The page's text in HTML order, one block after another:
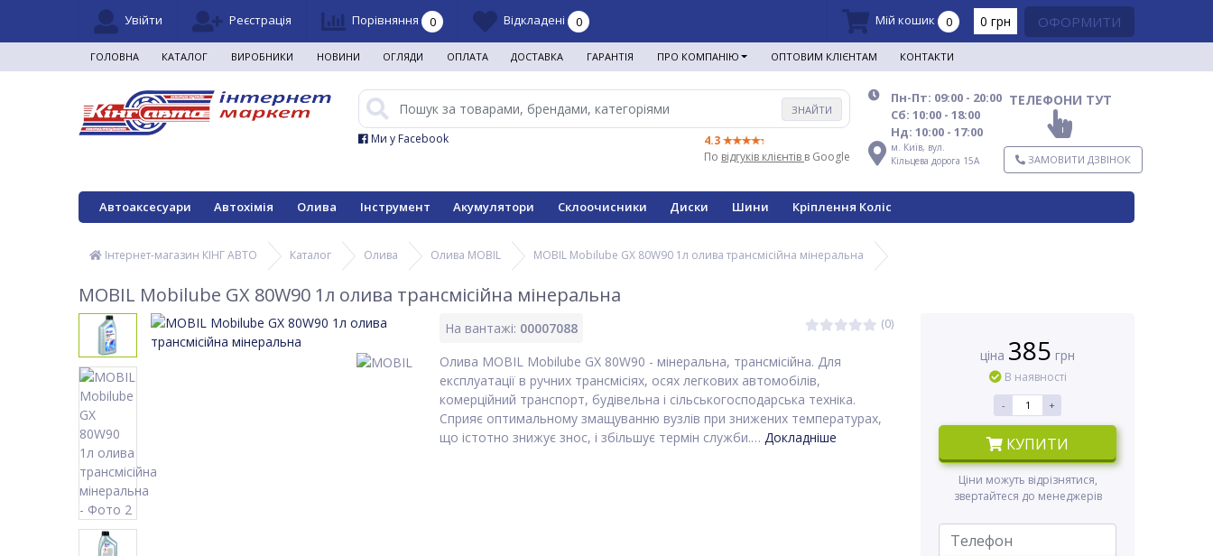
Увійти Реєстрація Порівняння 0 Відкладені 0 Мій кошик 0 0 грн ОФОРМИТИ
ГОЛОВНА КАТАЛОГ ВИРОБНИКИ НОВИНИ ОГЛЯДИ ОПЛАТА ДОСТАВКА ГАРАНТІЯ ПРО КОМПАНІЮ ОПТОВИМ КЛІЄНТАМ КОНТАКТИ
ЗНАЙТИ
4.3
По відгуків клієнтів в Google
Ми у Facebook
Пн-Пт: 09:00 - 20:00
Сб: 10:00 - 18:00
Нд: 10:00 - 17:00
м. Київ, вул.
Кільцева дорога 15А
ТЕЛЕФОНИ ТУТ
ЗАМОВИТИ ДЗВІНОК
Автоаксесуари Автохімія Олива Інструмент Акумулятори Склоочисники Диски Шини Кріплення Коліс
Інтернет-магазин КІНГ АВТО Каталог Олива Олива MOBIL MOBIL Mobilube GX 80W90 1л олива трансмісійна мінеральна
MOBIL Mobilube GX 80W90 1л олива трансмісійна мінеральна
На вантажі: 00007088 (0)
Олива MOBIL Mobilube GX 80W90 - мінеральна, трансмісійна. Для
експлуатації в ручних трансмісіях, осях легкових автомобілів,
комерційний транспорт, будівельна і сільськогосподарська техніка.
Сприяє оптимальному змащуванню вузлів при знижених температурах,
що істотно знижує знос, і збільшує термін служби.… Докладніше
ціна 385 грн
В наявності
- +
КУПИТИ
Ціни можуть відрізнятися,
звертайтеся до менеджерів